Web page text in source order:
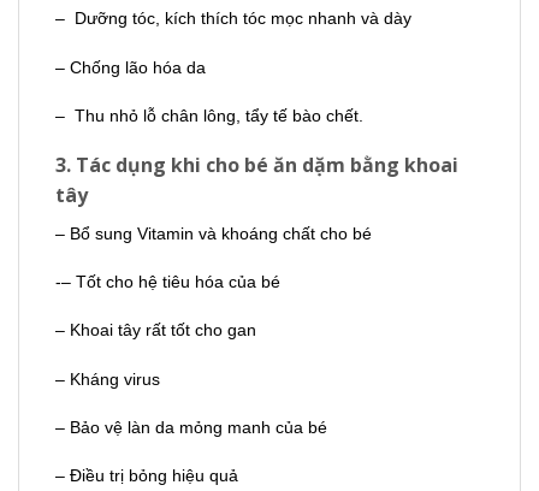
– Dưỡng tóc, kích thích tóc mọc nhanh và dày
– Chống lão hóa da
– Thu nhỏ lỗ chân lông, tẩy tế bào chết.
3. Tác dụng khi cho bé ăn dặm bằng khoai
tây
– Bổ sung Vitamin và khoáng chất cho bé
-– Tốt cho hệ tiêu hóa của bé
– Khoai tây rất tốt cho gan
– Kháng virus
– Bảo vệ làn da mỏng manh của bé
– Điều trị bỏng hiệu quả